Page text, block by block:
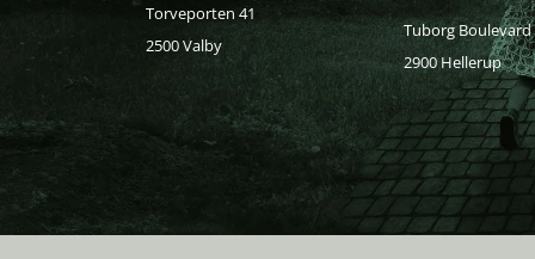
Torveporten 41
2500 Valby
Tuborg Boulevard
2900 Hellerup